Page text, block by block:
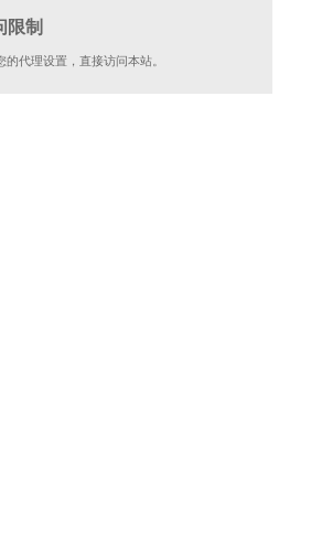
限制
代理设置，直接访问本站。